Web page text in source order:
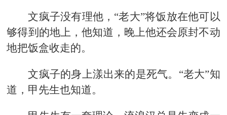
文疯子没有理他，“老大”将饭放在他可以
够得到的地上，他知道，晚上他还会原封不动
地把饭盒收走的。
文疯子的身上漾出来的是死气。“老大”知
道，甲先生也知道。